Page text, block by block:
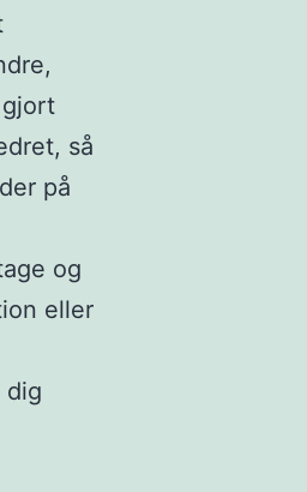
så
på
og
eller
dig